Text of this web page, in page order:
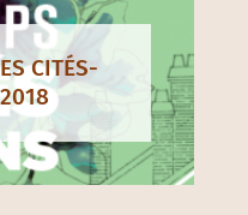
CITÉS-